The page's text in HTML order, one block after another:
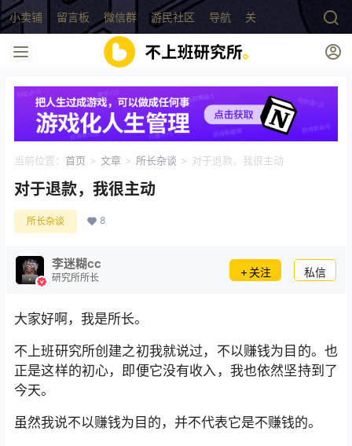
小卖铺 留言板 微信群 游民社区 导航 关于
当前位置： 首页 > 文章 > 所长杂谈 > 对于退款，我很主动
对于退款，我很主动
所长杂谈 8
李迷糊cc
研究所所长 关注 私信
大家好啊，我是所长。
不上班研究所创建之初我就说过，不以赚钱为目的。也
正是这样的初心，即便它没有收入，我也依然坚持到了
今天。
虽然我说不以赚钱为目的，并不代表它是不赚钱的。